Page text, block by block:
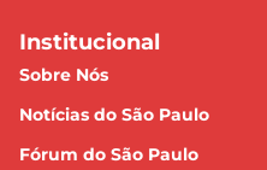
Institucional
Sobre Nós
Notícias do São Paulo
Fórum do São Paulo